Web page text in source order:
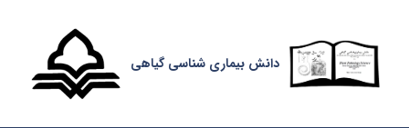
دانش بیماری شناسی گیاهی